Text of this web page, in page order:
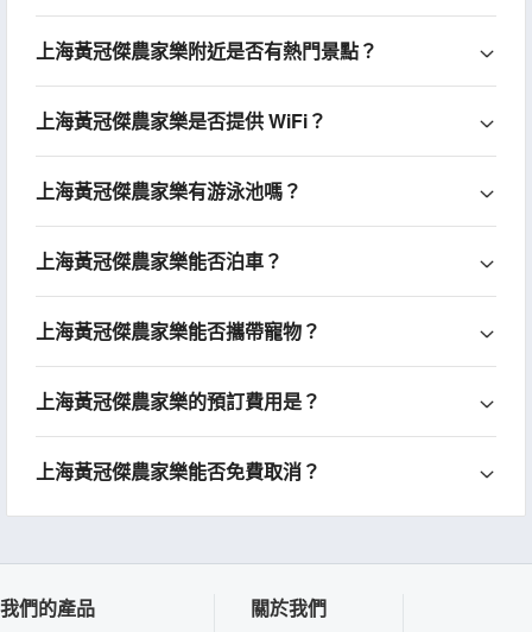
上海黃冠傑農家樂附近是否有熱門景點？
上海黃冠傑農家樂是否提供 WiFi？
上海黃冠傑農家樂有游泳池嗎？
上海黃冠傑農家樂能否泊車？
上海黃冠傑農家樂能否攜帶寵物？
上海黃冠傑農家樂的預訂費用是？
上海黃冠傑農家樂能否免費取消？
我們的產品 關於我們